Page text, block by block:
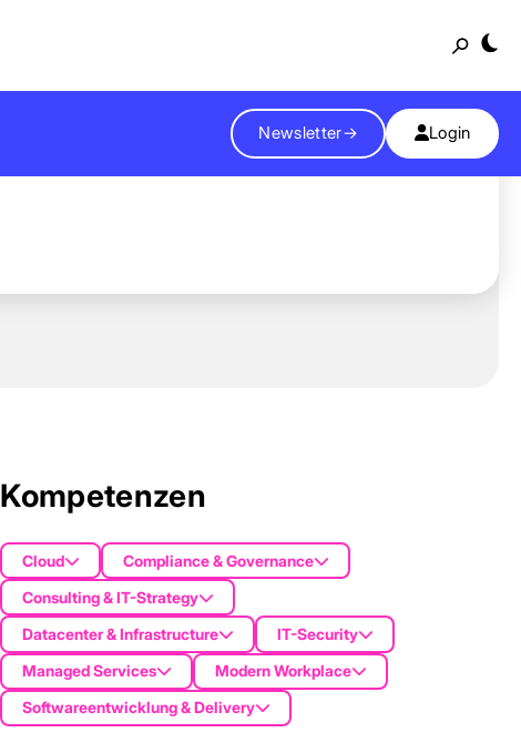
Newsletter→ Login
Kompetenzen
Cloud
Compliance & Governance
Consulting & IT-Strategy
Datacenter & Infrastructure
IT-Security
Managed Services
Modern Workplace
Softwareentwicklung & Delivery